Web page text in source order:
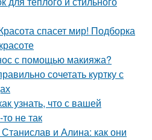
спасет мир! Подборка
с помощью макияжа?
сочетать куртку с
узнать, что с вашей
не так
и Алина: как они